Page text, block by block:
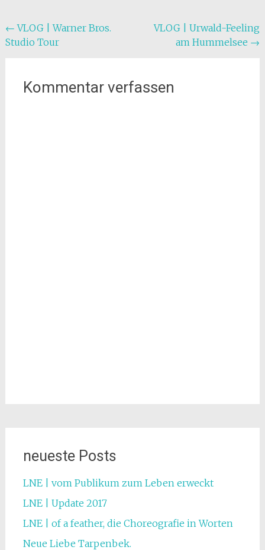
Beitragsnavigation
← VLOG | Warner Bros.
Studio Tour
VLOG | Urwald-Feeling
am Hummelsee →
Kommentar verfassen
neueste Posts
LNE | vom Publikum zum Leben erweckt
LNE | Update 2017
LNE | of a feather, die Choreografie in Worten
Neue Liebe Tarpenbek.